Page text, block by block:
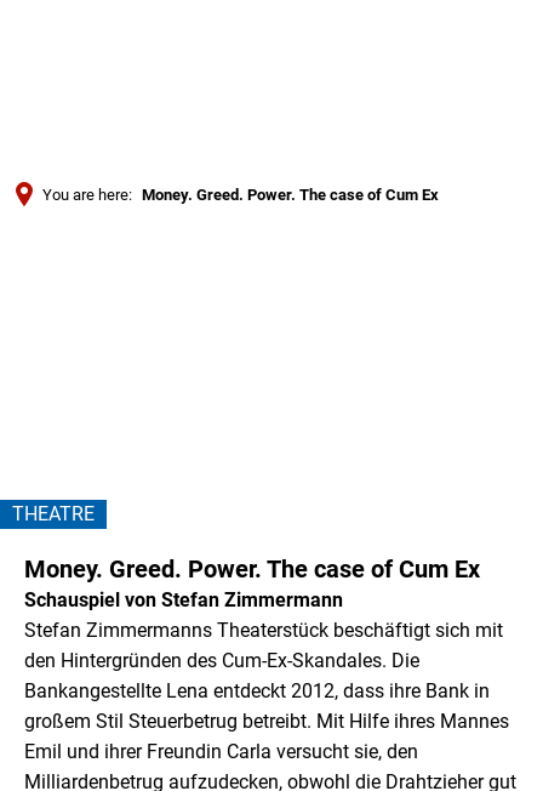
You are here: Money. Greed. Power. The case of Cum Ex
of
Cum
Ex
THEATRE
Money. Greed. Power. The case of Cum Ex
Schauspiel von Stefan Zimmermann
Stefan Zimmermanns Theaterstück beschäftigt sich mit
den Hintergründen des Cum-Ex-Skandales. Die
Bankangestellte Lena entdeckt 2012, dass ihre Bank in
großem Stil Steuerbetrug betreibt. Mit Hilfe ihres Mannes
Emil und ihrer Freundin Carla versucht sie, den
Milliardenbetrug aufzudecken, obwohl die Drahtzieher gut